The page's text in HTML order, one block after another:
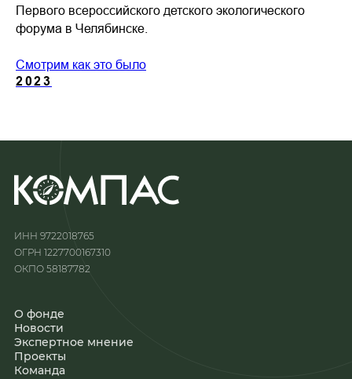
Первого всероссийского детского экологического
форума в Челябинске.
Смотрим как это было
2023
ИНН 9722018765
ОГРН 1227700167310
ОКПО 58187782
О фонде
Новости
Экспертное мнение
Проекты
Команда